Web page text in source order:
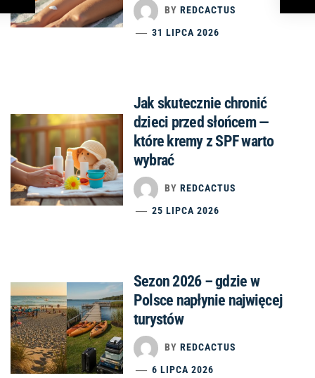
BY REDCACTUS
31 LIPCA 2026
Jak skutecznie chronić
dzieci przed słońcem —
które kremy z SPF warto
wybrać
BY REDCACTUS
25 LIPCA 2026
Sezon 2026 – gdzie w
Polsce napłynie najwięcej
turystów
BY REDCACTUS
6 LIPCA 2026